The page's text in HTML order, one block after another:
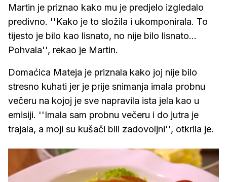
Martin je priznao kako mu je predjelo izgledalo
predivno. ''Kako je to složila i ukomponirala. To
tijesto je bilo kao lisnato, no nije bilo lisnato...
Pohvala'', rekao je Martin.
Domaćica Mateja je priznala kako joj nije bilo
stresno kuhati jer je prije snimanja imala probnu
večeru na kojoj je sve napravila ista jela kao u
emisiji. ''Imala sam probnu večeru i do jutra je
trajala, a moji su kušači bili zadovoljni'', otkrila je.